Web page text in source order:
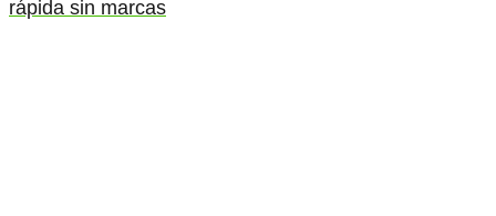
rápida sin marcas